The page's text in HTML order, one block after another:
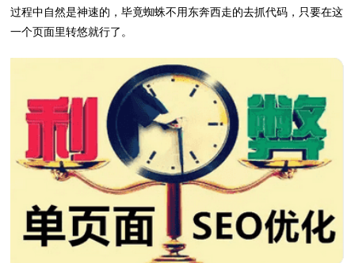
过程中自然是神速的，毕竟蜘蛛不用东奔西走的去抓代码，只要在这
一个页面里转悠就行了。